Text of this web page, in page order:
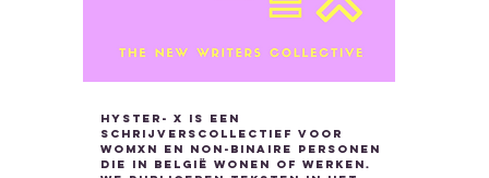
Hyster- x is een
schrijverscollectief voor
womxn en non-binaire personen
die in België wonen of werken.